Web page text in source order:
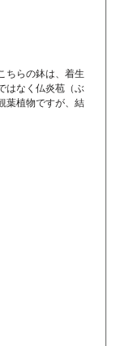
ちらの鉢は、着生
はなく仏炎苞（ぶ
葉植物ですが、結